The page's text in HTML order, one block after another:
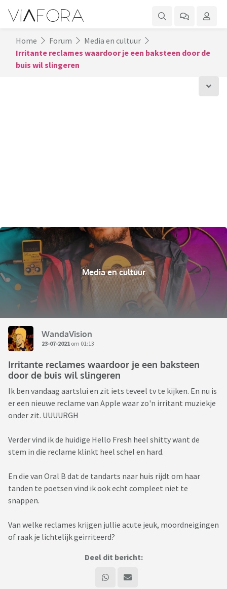
Home Forum
Media en cultuur
Irritante reclames waardoor je een baksteen door de
buis wil slingeren
Media en cultuur
WandaVision
23-07-2021 om 01:13
Irritante reclames waardoor je een baksteen
door de buis wil slingeren
Ik ben vandaag aartslui en zit iets teveel tv te kijken. En nu is
er een nieuwe reclame van Apple waar zo'n irritant muziekje
onder zit. UUUURGH
Verder vind ik de huidige Hello Fresh heel shitty want de
stem in die reclame klinkt heel schel en hard.
En die van Oral B dat de tandarts naar huis rijdt om haar
tanden te poetsen vind ik ook echt compleet niet te
snappen.
Van welke reclames krijgen jullie acute jeuk, moordneigingen
of raak je lichtelijk geirriteerd?
Deel dit bericht: